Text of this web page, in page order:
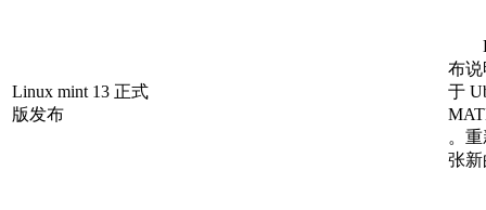
Linux mint 13 正式
版发布
布说
于
。
张新